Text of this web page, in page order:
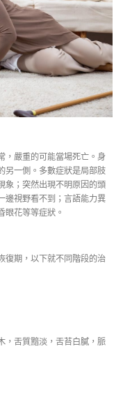
，嚴重的可能當場死亡。身
另一側。多數症狀是局部肢
象；突然出現不明原因的頭
邊視野看不到；言語能力異
眼花等等症狀。
復期，以下就不同階段的治
，舌質黯淡，舌苔白膩，脈